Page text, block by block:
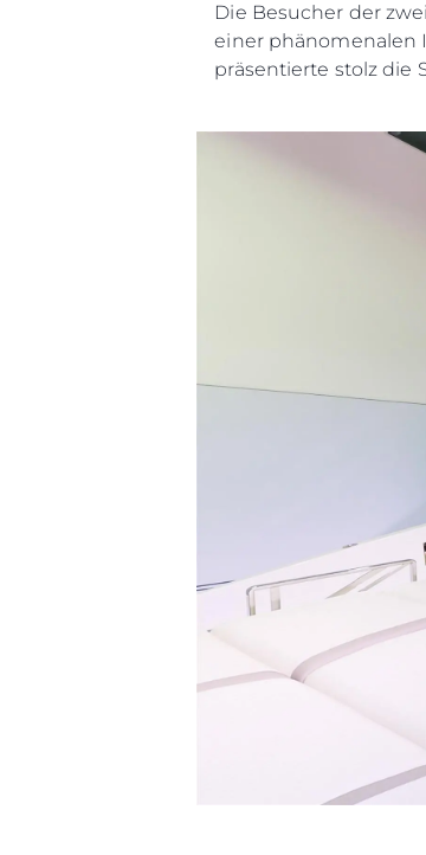
Die Besucher der
einer phänomenalen
präsentierte stolz die